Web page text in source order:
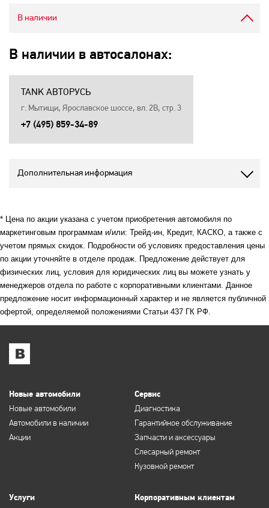
В наличии
В наличии в автосалонах:
TANK АВТОРУСЬ
г. Мытищи, Ярославское шоссе, вл. 2В, стр. 3
+7 (495) 859-34-89
Дополнительная информация
* Цена по акции указана с учетом приобретения автомобиля по
маркетинговым программам и/или: Трейд-ин, Кредит, КАСКО, а также с
учетом прямых скидок. Подробности об условиях предоставления цены
по акции уточняйте в отделе продаж. Предложение действует для
физических лиц, условия для юридических лиц вы можете узнать у
менеджеров отдела по работе с корпоративными клиентами. Данное
предложение носит информационный характер и не является публичной
офертой, определяемой положениями Статьи 437 ГК РФ.
Новые автомобили
Новые автомобили
Автомобили в наличии
Акции
Сервис
Диагностика
Гарантийное обслуживание
Запчасти и аксессуары
Слесарный ремонт
Кузовной ремонт
Услуги Корпоративным клиентам